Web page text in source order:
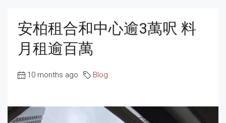
安柏租合和中心逾3萬呎 料
月租逾百萬
10 months ago Blog